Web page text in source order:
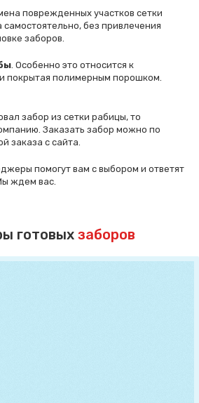
поврежденных участков сетки
без привлечения
заборов.
. Особенно это относится к
покрытая полимерным порошком.
забор из сетки рабицы, то
Заказать забор можно по
заказа с сайта.
помогут вам с выбором и ответят
ждем вас.
готовых заборов
наш специалист свяжется с
Вами.